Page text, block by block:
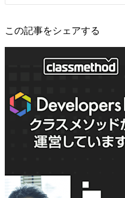
この記事をシェアする